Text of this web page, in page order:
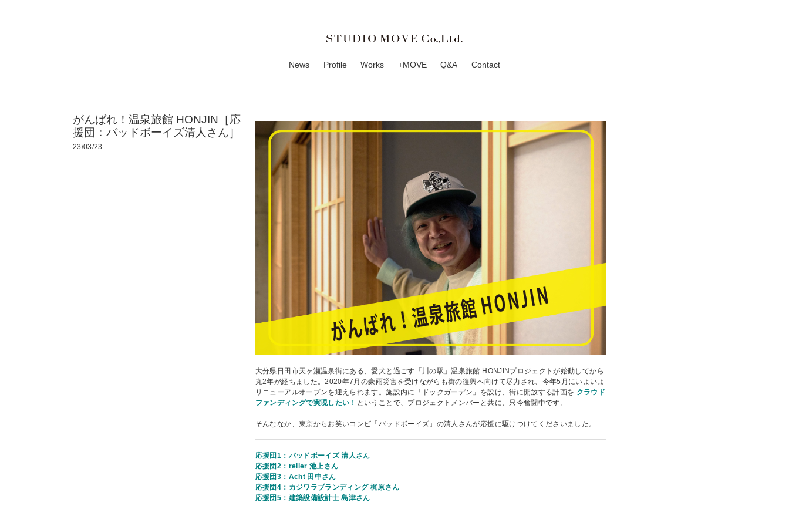
News Profile Works +MOVE Q&A Contact
がんばれ！温泉旅館 HONJIN［応
援団：バッドボーイズ清人さん］
23/03/23
大分県日田市天ヶ瀬温泉街にある、愛犬と過ごす「川の駅」温泉旅館 HONJINプロジェクトが始動してから
丸2年が経ちました。2020年7月の豪雨災害を受けながらも街の復興へ向けて尽力され、今年5月にいよいよ
リニューアルオープンを迎えられます。施設内に「ドックガーデン」を設け、街に開放する計画を クラウド
ファンディングで実現したい！ ということで、プロジェクトメンバーと共に、只今奮闘中です。
そんななか、東京からお笑いコンビ「バッドボーイズ」の清人さんが応援に駆けつけてくださいました。
応援団1：バッドボーイズ 清人さん
応援団2：relier 池上さん
応援団3：Acht 田中さん
応援団4：カジワラブランディング 梶原さん
応援団5：建築設備設計士 島津さん